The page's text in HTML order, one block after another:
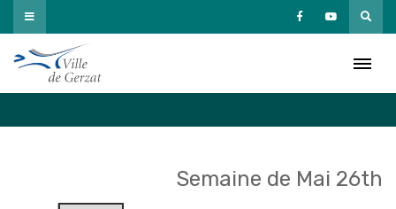
Passer
au
contenu
Semaine de Mai 26th